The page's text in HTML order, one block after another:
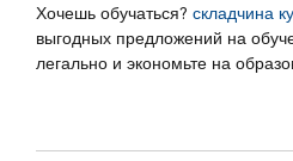
Хочешь обучаться? складчина
выгодных предложений на
легально и экономьте на